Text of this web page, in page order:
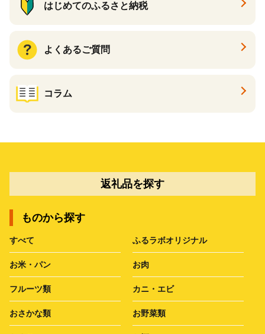
はじめてのふるさと納税
よくあるご質問
コラム
返礼品を探す
ものから探す
すべて ふるラボオリジナル
お米・パン お肉
フルーツ類 カニ・エビ
おさかな類 お野菜類